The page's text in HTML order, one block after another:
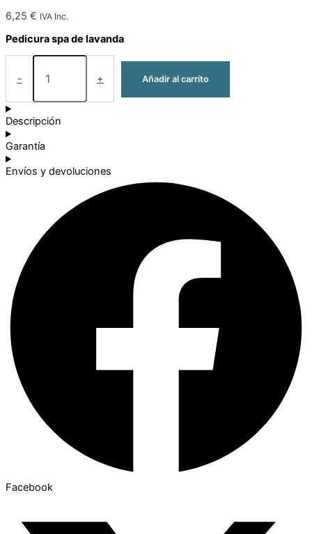
6,25 € IVA Inc.
Pedicura spa de lavanda
- + Añadir al carrito
Descripción
Garantía
Envíos y devoluciones
Facebook